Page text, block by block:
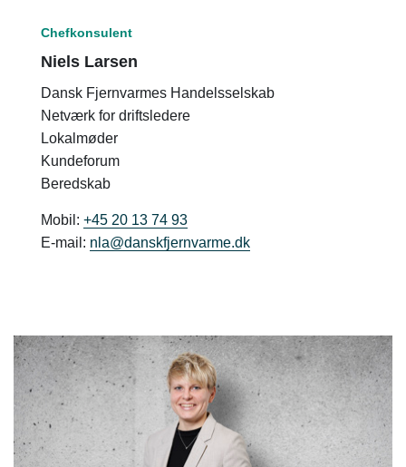
Chefkonsulent
Niels Larsen
Dansk Fjernvarmes Handelsselskab
Netværk for driftsledere
Lokalmøder
Kundeforum
Beredskab
Mobil: +45 20 13 74 93
E-mail: nla@danskfjernvarme.dk